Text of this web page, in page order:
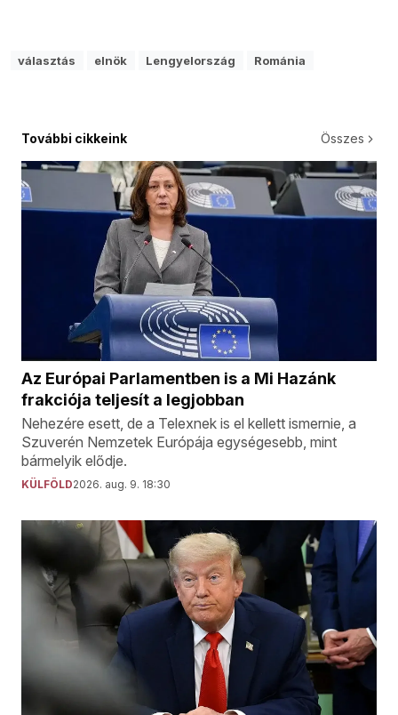
választás elnök Lengyelország Románia
További cikkeink Összes
Az Európai Parlamentben is a Mi Hazánk
frakciója teljesít a legjobban
Nehezére esett, de a Telexnek is el kellett ismernie, a
Szuverén Nemzetek Európája egységesebb, mint
bármelyik elődje.
KÜLFÖLD2026. aug. 9. 18:30